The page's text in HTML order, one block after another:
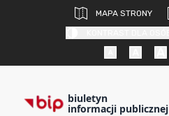
MAPA STRONY
biuletyn
informacji publicznej